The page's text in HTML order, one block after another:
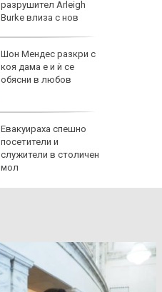
разрушител Arleigh
Burke влиза с нов
Шон Мендес разкри с
коя дама е и ѝ се
обясни в любов
Евакуираха спешно
посетители и
служители в столичен
мол